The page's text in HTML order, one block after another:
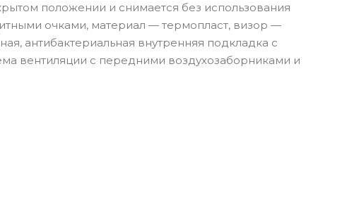
положении и снимается без использования
очками, материал — термопласт, визор —
антибактериальная внутренняя подкладка с
вентиляции с передними воздухозаборниками и